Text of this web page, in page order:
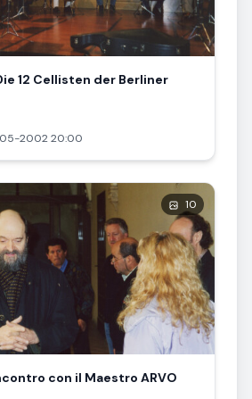
12 Cellisten der Berliner
2002 20:00
10
con il Maestro ARVO